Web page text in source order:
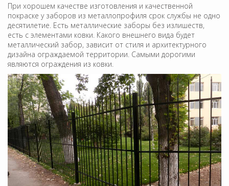
При хорошем качестве изготовления и качественной
покраске у заборов из металлопрофиля срок службы не одно
десятилетие. Есть металлические заборы без излишеств,
есть с элементами ковки. Какого внешнего вида будет
металлический забор, зависит от стиля и архитектурного
дизайна ограждаемой территории. Самыми дорогими
являются ограждения из ковки.